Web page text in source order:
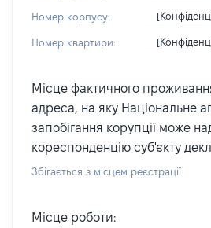
Номер корпусу:
Номер квартири:
Місце фактичного
адреса, на яку Національне
запобігання корупції може
кореспонденцію суб'єкту
Збігається з місцем реєстрації
Місце роботи: